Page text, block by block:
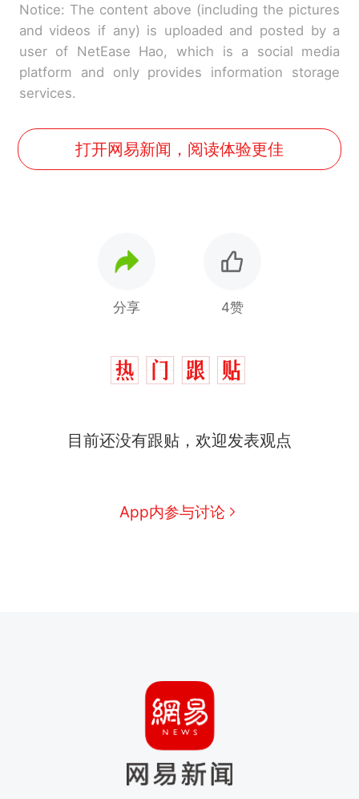
Notice: The content above (including the pictures
and videos if any) is uploaded and posted by a
user of NetEase Hao, which is a social media
platform and only provides information storage
services.
打开网易新闻，阅读体验更佳
分享 4赞
目前还没有跟贴，欢迎发表观点
App内参与讨论